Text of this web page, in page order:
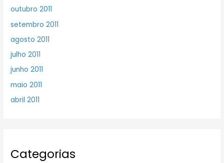
outubro 2011
setembro 2011
agosto 2011
julho 2011
junho 2011
maio 2011
abril 2011
Categorias